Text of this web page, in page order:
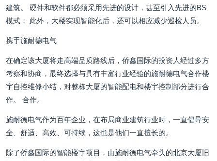
建筑。 硬件和软件都必须采用先进的设计，甚至引入先进的BS
模式； 此外，大楼实现智能化后，还可以相应减少巡检人员。
携手施耐德电气
在确定该大厦将走高端品质路线后，侨鑫国际的投资人经过多方
考察和协商，最终选择与具有丰富行业经验的施耐德电气合作楼
宇自控维修小结，对整栋大厦的智能配电和楼宇控制部分进行合
作。 合作。
施耐德电气作为百年企业，在布局商业建筑行业时，一直倡导安
全、舒适、高效、可持续，这也是他们一直擅长的。
除了侨鑫国际的智能楼宇项目，由施耐德电气牵头的北京大厦旧